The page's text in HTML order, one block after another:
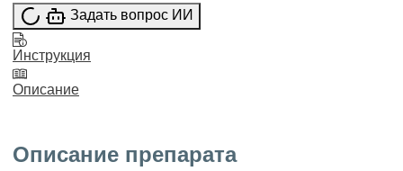
Задать вопрос ИИ
Инструкция
Описание
Описание препарата